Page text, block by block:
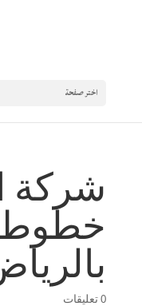
اختر صفحة
شركة
خطوط
0 تعليقات